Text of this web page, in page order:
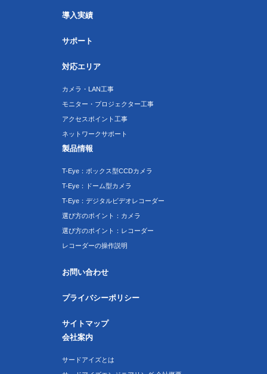
導入実績
サポート
対応エリア
カメラ・LAN工事
モニター・プロジェクター工事
アクセスポイント工事
ネットワークサポート
製品情報
T-Eye：ボックス型CCDカメラ
T-Eye：ドーム型カメラ
T-Eye：デジタルビデオレコーダー
選び方のポイント：カメラ
選び方のポイント：レコーダー
レコーダーの操作説明
お問い合わせ
プライバシーポリシー
サイトマップ
会社案内
サードアイズとは